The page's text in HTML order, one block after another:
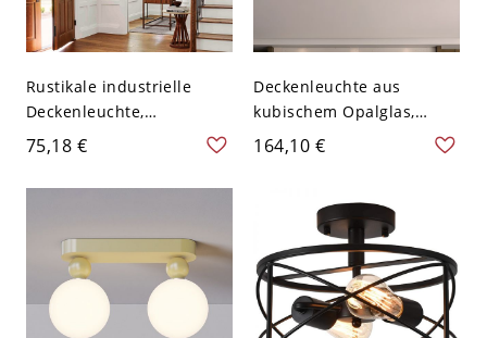
Rustikale industrielle
Deckenleuchte,
Trommelleuchte in
Holzoptik für Küche Flur
Eingang - 110V-120V
75,18 €
Deckenleuchte aus
kubischem Opalglas,
Landhausstil, 2-flammig,
Schlafzimmer, bündig
164,10 €